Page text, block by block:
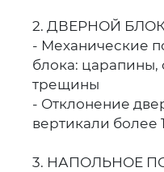
2. ДВЕРНОЙ
- Механические
блока: царапины,
трещины
- Отклонение
вертикали более
3. НАПОЛЬНОЕ